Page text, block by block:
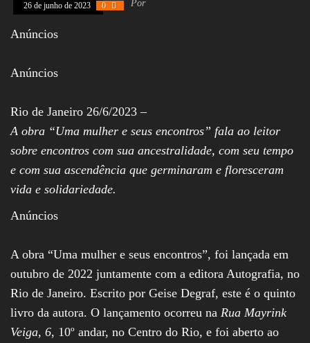
Receitas, Chef, RH,
Emprego,
Empreendedorismo,
Negócios,
26 de junho de 2023 0 Por
Anúncios
Anúncios
Rio de Janeiro 26/6/2023 –
A obra “Uma mulher e seus encontros” fala ao leitor
sobre encontros com sua ancestralidade, com seu tempo
e com sua ascendência que germinaram e floresceram
vida e solidariedade.
Anúncios
A obra “Uma mulher e seus encontros”, foi lançada em
outubro de 2022 juntamente com a editora Autografia, no
Rio de Janeiro. Escrito por Geise Degraf, este é o quinto
livro da autora. O lançamento ocorreu na Rua Mayrink
Veiga, 6, 10º andar, no Centro do Rio, e foi aberto ao